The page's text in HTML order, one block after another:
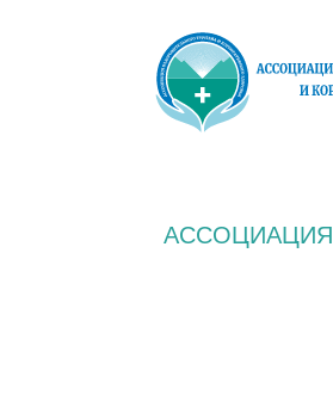
АССОЦИАЦИЯ